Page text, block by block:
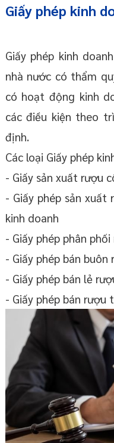
Giấy phép kinh
Giấy phép kinh
nhà nước có thẩm
có hoạt động kinh
các điều kiện theo
định.
Các loại Giấy phép
- Giấy sản xuất rượu
- Giấy phép sản
kinh doanh
- Giấy phép phân phối
- Giấy phép bán buôn
- Giấy phép bán lẻ
- Giấy phép bán rượu